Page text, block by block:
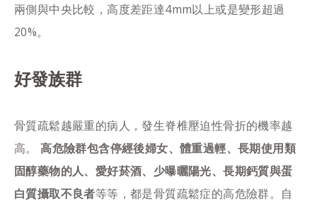
兩側與中央比較，高度差距達4mm以上或是變形超過
20%。
好發族群
骨質疏鬆越嚴重的病人，發生脊椎壓迫性骨折的機率越
高。
高危險群包含停經後婦女、體重過輕、長期使用類
固醇藥物的人、愛好菸酒、少曝曬陽光、長期鈣質與蛋
白質攝取不良者等等，都是骨質疏鬆症的高危險群。自